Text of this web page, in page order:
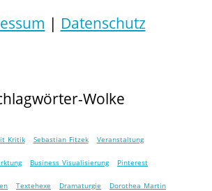
| Datenschutz
Wolke
Kritik Sebastian Fitzek Veranstaltung
Business Visualisierung Pinterest
Textehexe Dramaturgie Dorothea Martin